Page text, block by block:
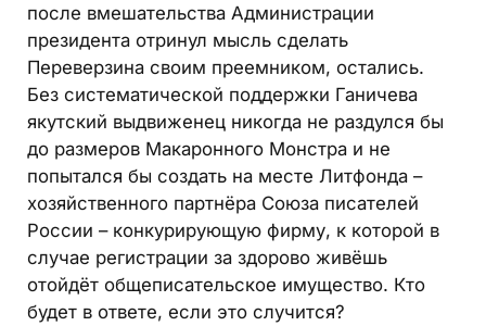
после вмешательства Администрации
президента отринул мысль сделать
Переверзина своим преемником, остались.
Без систематической поддержки Ганичева
якутский выдвиженец никогда не раздулся бы
до размеров Макаронного Монстра и не
попытался бы создать на месте Литфонда –
хозяйственного партнёра Союза писателей
России – конкурирующую фирму, к которой в
случае регистрации за здорово живёшь
отойдёт общеписательское имущество. Кто
будет в ответе, если это случится?